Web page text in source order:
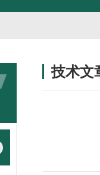
技术文